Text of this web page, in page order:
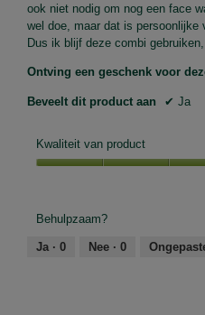
ook niet nodig om nog een face
wel doe, maar dat is persoonlijke
Dus ik blijf deze combi
Ontving een geschenk voor
Beveelt dit product aan ✔ Ja
Kwaliteit van product
5
van
Behulpzaam?
Ja · 0 Nee · 0